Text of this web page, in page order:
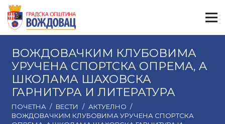
ВОЖДОВАЧКИМ КЛУБОВИМА
УРУЧЕНА СПОРТСКА ОПРЕМА, A
ШКОЛАМА ШАХОВСКА
ГАРНИТУРА И ЛИТЕРАТУРА
ПОЧЕТНА / ВЕСТИ / АКТУЕЛНО /
ВОЖДОВАЧКИМ КЛУБОВИМА УРУЧЕНА СПОРТСКА